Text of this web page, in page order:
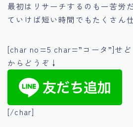
最初はリサーチするのも一苦労
ていけば短い時間でもたくさん
[char no=5 char=”コータ”]せど
からどうぞ↓
[/char]